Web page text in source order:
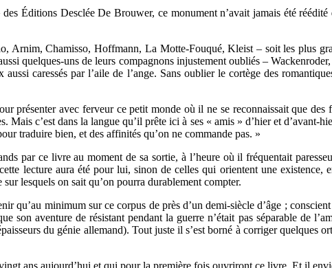
Éditions Desclée De Brouwer, ce monument n’avait jamais été
Arnim, Chamisso, Hoffmann, La Motte-Fouqué, Kleist – soit les plus
quelques-uns de leurs compagnons injustement oubliés –
caressés par l’aile de l’ange. Sans oublier le cortège des
avec ferveur ce petit monde où il ne se reconnaissait que des
Mais c’est dans la langue qu’il prête ici à ses « amis » d’hier et
traduire bien, et des affinités qu’on ne commande pas. »
par ce livre au moment de sa sortie, à l’heure où il fréquentait
lecture aura été pour lui, sinon de celles qui orientent une
lesquels on sait qu’on pourra durablement compter.
qu’au minimum sur ce corpus de près d’un demi-siècle d’âge ;
son aventure de résistant pendant la guerre n’était pas séparable de
du génie allemand). Tout juste il s’est borné à corriger quelques